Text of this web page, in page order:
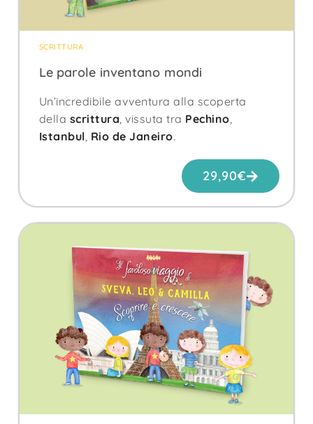
SCRITTURA
Le parole inventano mondi
Un’incredibile avventura alla scoperta
della scrittura, vissuta tra Pechino,
Istanbul, Rio de Janeiro.
29,90€